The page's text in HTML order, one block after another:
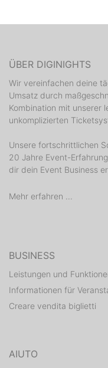
ÜBER DIGINIGHTS
Wir vereinfachen deine
Umsatz durch
Kombination mit unserer
unkomplizierten
Unsere fortschrittlichen
20 Jahre Event-
dir dein Event Business
Mehr erfahren ...
BUSINESS
Leistungen und
Informationen für
Creare vendita biglietti
AIUTO